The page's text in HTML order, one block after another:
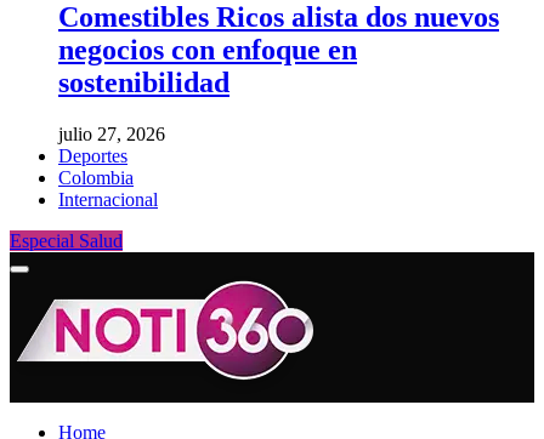
Comestibles Ricos alista dos nuevos
negocios con enfoque en
sostenibilidad
julio 27, 2026
Deportes
Colombia
Internacional
Especial Salud
Home